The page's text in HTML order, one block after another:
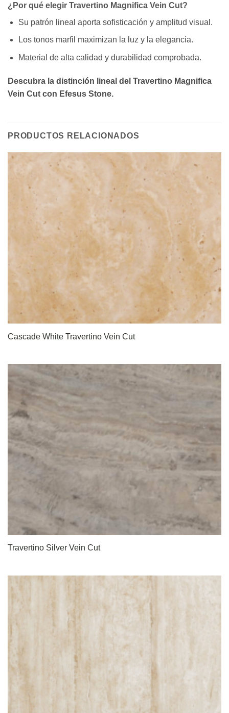
¿Por qué elegir Travertino Magnifica Vein Cut?
Su patrón lineal aporta sofisticación y amplitud visual.
Los tonos marfil maximizan la luz y la elegancia.
Material de alta calidad y durabilidad comprobada.
Descubra la distinción lineal del Travertino Magnifica
Vein Cut con Efesus Stone.
PRODUCTOS RELACIONADOS
Cascade White Travertino Vein Cut
Travertino Silver Vein Cut